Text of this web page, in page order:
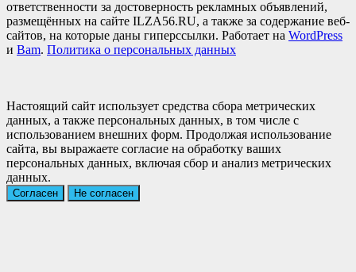
ответственности за достоверность рекламных объявлений,
размещённых на сайте ILZA56.RU, а также за содержание веб-
сайтов, на которые даны гиперссылки. Работает на WordPress
и Bam. Политика о персональных данных
Настоящий сайт использует средства сбора метрических
данных, а также персональных данных, в том числе с
использованием внешних форм. Продолжая использование
сайта, вы выражаете согласие на обработку ваших
персональных данных, включая сбор и анализ метрических
данных.
Согласен Не согласен